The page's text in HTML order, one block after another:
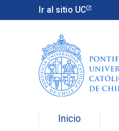
Ir al sitio UC
Inicio